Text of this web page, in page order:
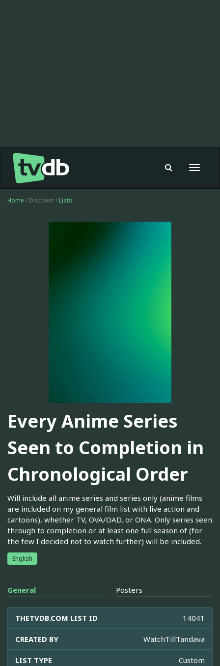
Toggle
Home / Discover / Lists
Every Anime Series
Seen to Completion in
Chronological Order
Will include all anime series and series only (anime films
are included on my general film list with live action and
cartoons), whether TV, OVA/OAD, or ONA. Only series seen
through to completion or at least one full season of (for
the few I decided not to watch further) will be included.
English
General Posters
THETVDB.COM LIST ID 14041
CREATED BY WatchTillTandava
LIST TYPE Custom